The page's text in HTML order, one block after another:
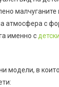
атмосфера с
именно с
модели, в